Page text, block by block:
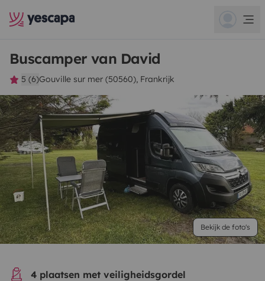
Buscamper van David
5 (6)Gouville sur mer (50560), Frankrijk
Bekijk de foto's
4 plaatsen met veiligheidsgordel